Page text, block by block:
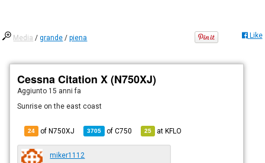
Media /grande /piena Like
Cessna Citation X (N750XJ)
Aggiunto 15 anni fa
Sunrise on the east coast
24 of N750XJ 3705 ofC750 25 atKFLO
miker1112